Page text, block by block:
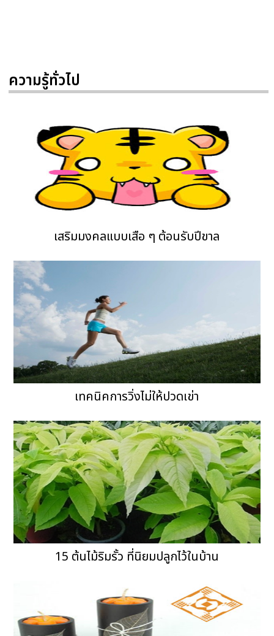
ความรู้ทั่วไป
เสริมมงคลแบบเสือ ๆ ต้อนรับปีขาล
เทคนิคการวิ่งไม่ให้ปวดเข่า
15 ต้นไม้ริมรั้ว ที่นิยมปลูกไว้ในบ้าน